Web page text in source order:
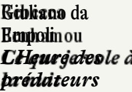
Giuliano da
Empoli
LHeure des
prédateurs